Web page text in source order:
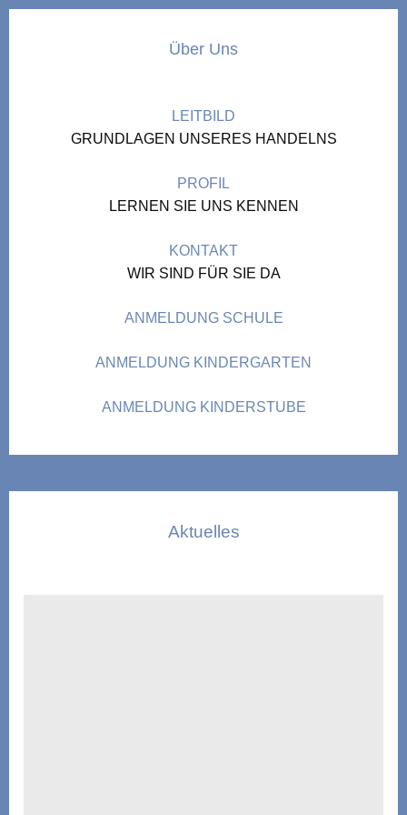
Über Uns
LEITBILD
GRUNDLAGEN UNSERES HANDELNS
PROFIL
LERNEN SIE UNS KENNEN
KONTAKT
WIR SIND FÜR SIE DA
ANMELDUNG SCHULE
ANMELDUNG KINDERGARTEN
ANMELDUNG KINDERSTUBE
Aktuelles